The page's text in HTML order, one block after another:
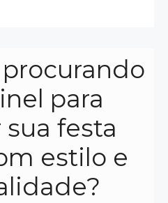
para
festa
estilo e